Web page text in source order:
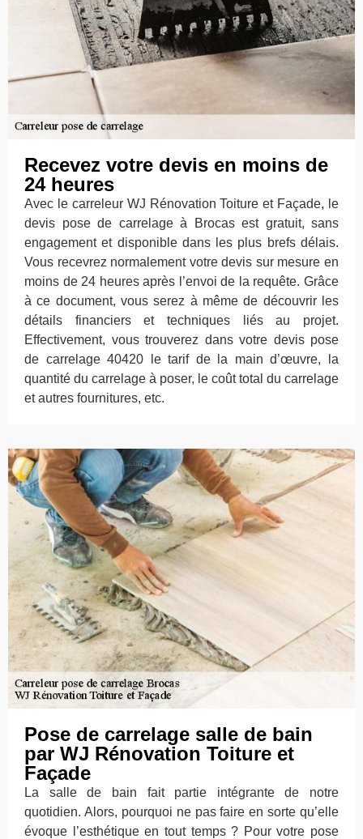
Recevez votre devis en moins de
24 heures
Avec le carreleur WJ Rénovation Toiture et Façade, le
devis pose de carrelage à Brocas est gratuit, sans
engagement et disponible dans les plus brefs délais.
Vous recevrez normalement votre devis sur mesure en
moins de 24 heures après l’envoi de la requête. Grâce
à ce document, vous serez à même de découvrir les
détails financiers et techniques liés au projet.
Effectivement, vous trouverez dans votre devis pose
de carrelage 40420 le tarif de la main d’œuvre, la
quantité du carrelage à poser, le coût total du carrelage
et autres fournitures, etc.
Pose de carrelage salle de bain
par WJ Rénovation Toiture et
Façade
La salle de bain fait partie intégrante de notre
quotidien. Alors, pourquoi ne pas faire en sorte qu’elle
évoque l’esthétique en tout temps ? Pour votre pose